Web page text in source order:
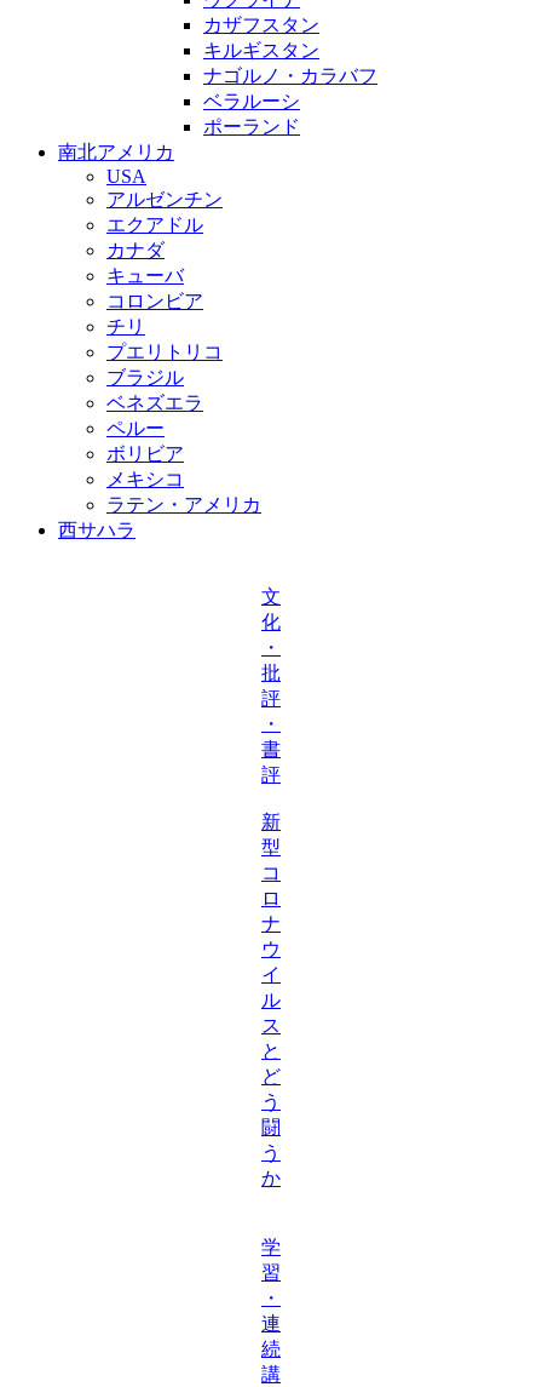
カザフスタン
キルギスタン
ナゴルノ・カラバフ
ベラルーシ
ポーランド
南北アメリカ
USA
アルゼンチン
エクアドル
カナダ
キューバ
コロンビア
チリ
プエリトリコ
ブラジル
ベネズエラ
ペルー
ボリビア
メキシコ
ラテン・アメリカ
西サハラ
文
化
・
批
評
・
書
評
新
型
コ
ロ
ナ
ウ
イ
ル
ス
と
ど
う
闘
う
か
学
習
・
連
続
講